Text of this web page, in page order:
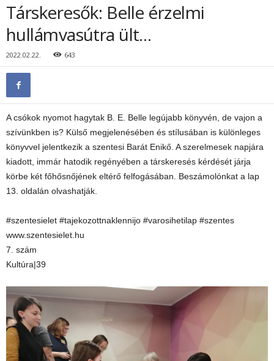
Társkeresők: Belle érzelmi
hullámvasútra ült…
2022.02.22. 643
A csókok nyomot hagytak B. E. Belle legújabb könyvén, de vajon a
szívünkben is? Külső megjelenésében és stílusában is különleges
könyvvel jelentkezik a szentesi Barát Enikő. A szerelmesek napjára
kiadott, immár hatodik regényében a társkeresés kérdését járja
körbe két főhősnőjének eltérő felfogásában. Beszámolónkat a lap
13. oldalán olvashatják.
#szentesielet #tajekozottnaklennijo #varosihetilap #szentes
www.szentesielet.hu
7. szám
Kultúra|39